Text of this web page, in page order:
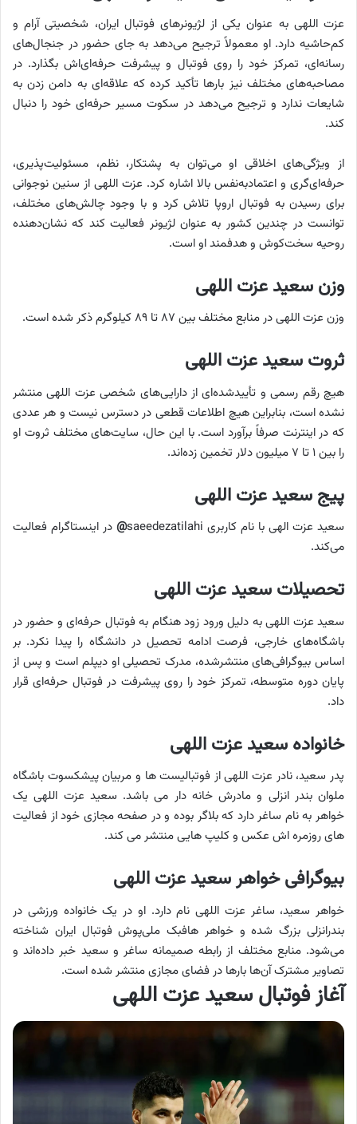
عزت اللهی به عنوان یکی از لژیونرهای فوتبال ایران، شخصیتی آرام و
کم‌حاشیه دارد. او معمولاً ترجیح می‌دهد به جای حضور در جنجال‌های
رسانه‌ای، تمرکز خود را روی فوتبال و پیشرفت حرفه‌ای‌اش بگذارد. در
مصاحبه‌های مختلف نیز بارها تأکید کرده که علاقه‌ای به دامن زدن به
شایعات ندارد و ترجیح می‌دهد در سکوت مسیر حرفه‌ای خود را دنبال
کند.
از ویژگی‌های اخلاقی او می‌توان به پشتکار، نظم، مسئولیت‌پذیری،
حرفه‌ای‌گری و اعتمادبه‌نفس بالا اشاره کرد. عزت اللهی از سنین نوجوانی
برای رسیدن به فوتبال اروپا تلاش کرد و با وجود چالش‌های مختلف،
توانست در چندین کشور به عنوان لژیونر فعالیت کند که نشان‌دهنده
روحیه سخت‌کوش و هدفمند او است.
وزن سعید عزت اللهی
وزن عزت اللهی در منابع مختلف بین ۸۷ تا ۸۹ کیلوگرم ذکر شده است.
ثروت سعید عزت اللهی
هیچ رقم رسمی و تأییدشده‌ای از دارایی‌های شخصی عزت اللهی منتشر
نشده است، بنابراین هیچ اطلاعات قطعی در دسترس نیست و هر عددی
که در اینترنت صرفاً برآورد است. با این حال، سایت‌های مختلف ثروت او
را بین ۱ تا ۷ میلیون دلار تخمین زده‌اند.
پیج سعید عزت اللهی
سعید عزت الهی با نام کاربری saeedezatilahi @ در اینستاگرام فعالیت
می‌کند.
تحصیلات سعید عزت اللهی
سعید عزت‌ اللهی به دلیل ورود زود هنگام به فوتبال حرفه‌ای و حضور در
باشگاه‌های خارجی، فرصت ادامه تحصیل در دانشگاه را پیدا نکرد. بر
اساس بیوگرافی‌های منتشرشده، مدرک تحصیلی او دیپلم است و پس از
پایان دوره متوسطه، تمرکز خود را روی پیشرفت در فوتبال حرفه‌ای قرار
داد.
خانواده سعید عزت اللهی
پدر سعید، نادر عزت اللهی از فوتبالیست ها و مربیان پیشکسوت باشگاه
ملوان بندر انزلی و مادرش خانه دار می باشد. سعید عزت اللهی یک
خواهر به نام ساغر دارد که بلاگر بوده و در صفحه مجازی خود از فعالیت
های روزمره اش عکس و کلیپ هایی منتشر می کند.
بیوگرافی خواهر سعید عزت اللهی
خواهر سعید، ساغر عزت‌ اللهی نام دارد. او در یک خانواده ورزشی در
بندرانزلی بزرگ شده و خواهر هافبک ملی‌پوش فوتبال ایران شناخته
می‌شود. منابع مختلف از رابطه صمیمانه ساغر و سعید خبر داده‌اند و
تصاویر مشترک آن‌ها بارها در فضای مجازی منتشر شده است.
آغاز فوتبال سعید عزت اللهی